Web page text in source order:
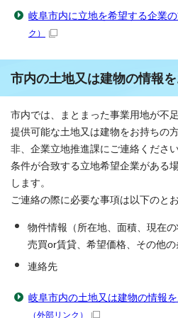
岐阜市内に立地を希望する企業
ク）
市内の土地又は建物の情報
市内では、まとまった事業用地が不
提供可能な土地又は建物をお持ちの
非、企業立地推進課にご連絡ください
条件が合致する立地希望企業がある
します。
ご連絡の際に必要な事項は以下のとお
物件情報（所在地、面積、現在
売買or賃貸、希望価格、その他の
連絡先
岐阜市内の土地又は建物の情報
（外部リンク）